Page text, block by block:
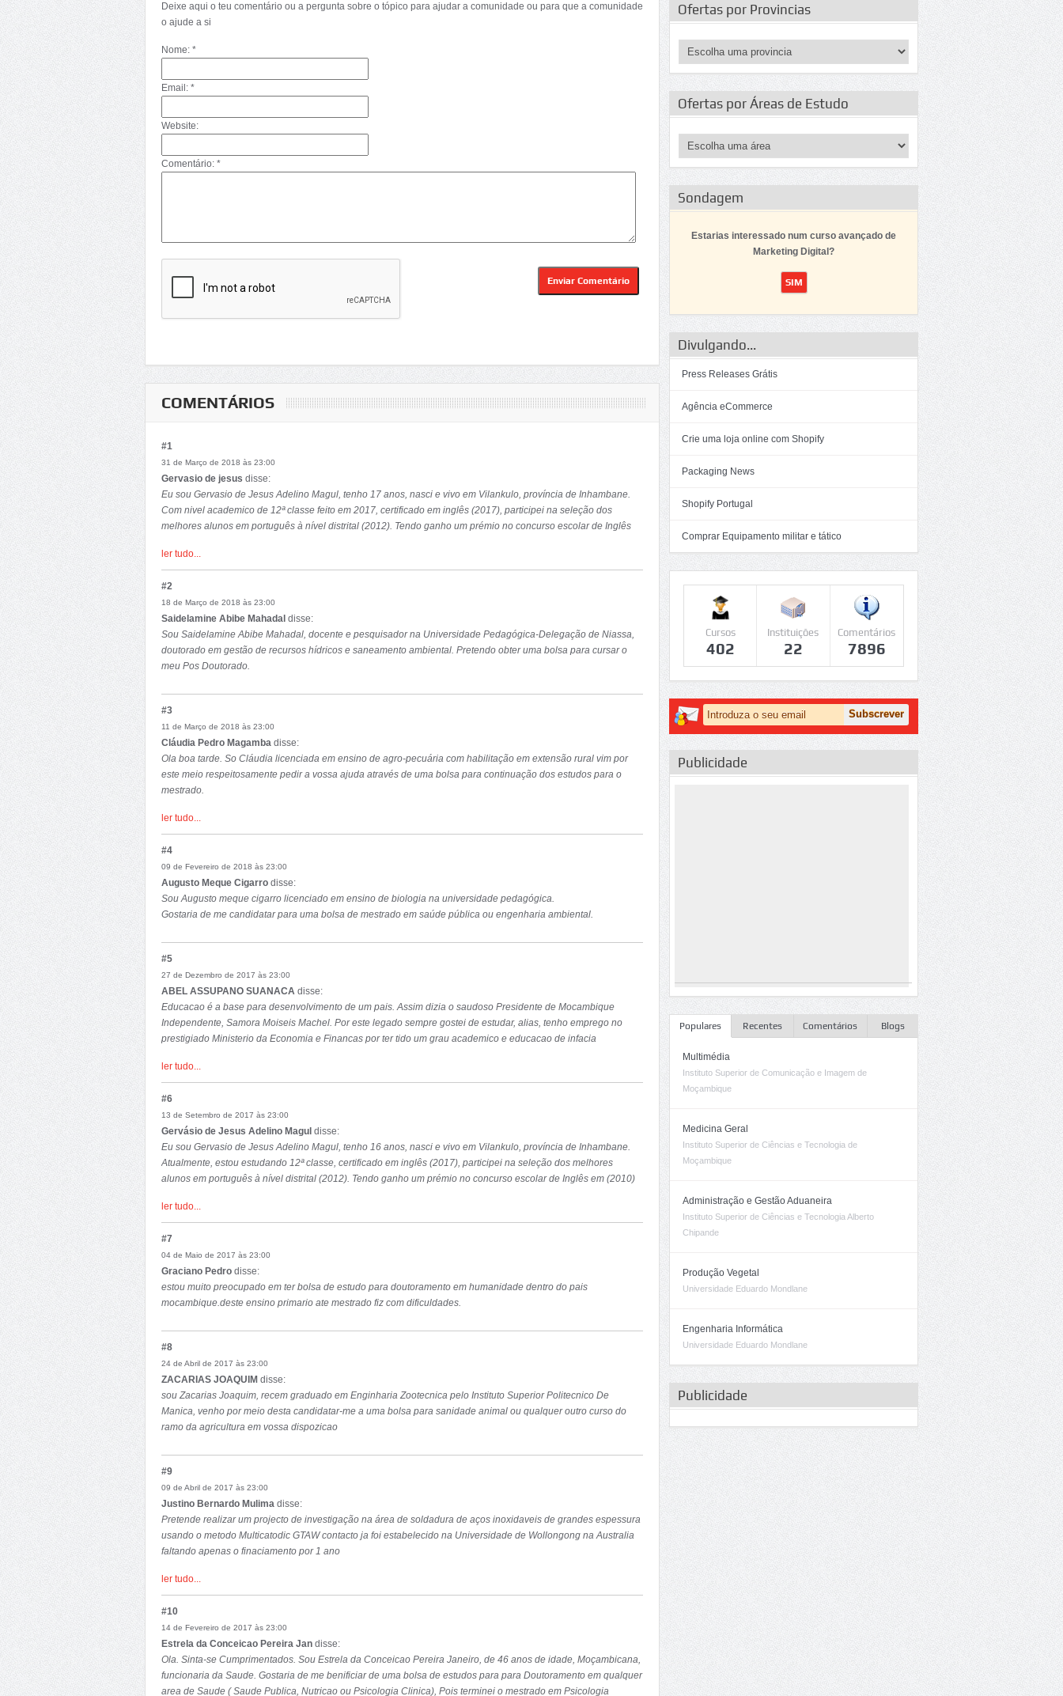
Deixe aqui o teu comentário ou a pergunta sobre o tópico para ajudar a comunidade ou para que a comunidade
o ajude a si
Nome: *
Email: *
Website:
Comentário: *
COMENTÁRIOS
#1
31 de Março de 2018 às 23:00
Gervasio de jesus disse:
Eu sou Gervasio de Jesus Adelino Magul, tenho 17 anos, nasci e vivo em Vilankulo, província de Inhambane.
Com nivel academico de 12ª classe feito em 2017, certificado em inglês (2017), participei na seleção dos
melhores alunos em português à nível distrital (2012). Tendo ganho um prémio no concurso escolar de Inglês
E, por meio deste, inscrevo-me a um pedido de bolsa de estudos em licenciatura em ciencias politicas ou
sociais ou ate Sociologia para o presente ano de 2018. Com esta oportunidade de estudar no exterior, pretendo
adquirir mais experiência e conhecimento para melhorar a vida das sociedades que necessitam. Além de
organizar estratégias para o desenvolvimento do meu país.
Adiquirindo assim as capacidades politicas e sociais para este feito, e sempre pensando na transformaçao das
sociedades nacionais e internacionais.
ler tudo...
#2
18 de Março de 2018 às 23:00
Saidelamine Abibe Mahadal disse:
Sou Saidelamine Abibe Mahadal, docente e pesquisador na Universidade Pedagógica-Delegação de Niassa,
doutorado em gestão de recursos hídricos e saneamento ambiental. Pretendo obter uma bolsa para cursar o
meu Pos Doutorado.
#3
11 de Março de 2018 às 23:00
Cláudia Pedro Magamba disse:
Ola boa tarde. So Cláudia licenciada em ensino de agro-pecuária com habilitação em extensão rural vim por
este meio respeitosamente pedir a vossa ajuda através de uma bolsa para continuação dos estudos para o
mestrado.
Aguardando reposta
ler tudo...
#4
09 de Fevereiro de 2018 às 23:00
Augusto Meque Cigarro disse:
Sou Augusto meque cigarro licenciado em ensino de biologia na universidade pedagógica.
Gostaria de me candidatar para uma bolsa de mestrado em saúde pública ou engenharia ambiental.
#5
27 de Dezembro de 2017 às 23:00
ABEL ASSUPANO SUANACA disse:
Educacao é a base para desenvolvimento de um pais. Assim dizia o saudoso Presidente de Mocambique
Independente, Samora Moiseis Machel. Por este legado sempre gostei de estudar, alias, tenho emprego no
prestigiado Ministerio da Economia e Financas por ter tido um grau academico e educacao de infacia
Atraves desta maravilhosa plataforma, solicito a concessao de bolsa de Estudo para Ph.D em areas afins com
ciencias sociais, pois pretendo trabalhar com a sociedade no combate a pobreza no meu pais - Mocambique.
Sou Mestre em Ciencias de Sistemas de Informacao e Licenciado em Planificacao, Administracao e Gestao de
Educacao.
ler tudo...
#6
13 de Setembro de 2017 às 23:00
Gervásio de Jesus Adelino Magul disse:
Eu sou Gervasio de Jesus Adelino Magul, tenho 16 anos, nasci e vivo em Vilankulo, província de Inhambane.
Atualmente, estou estudando 12ª classe, certificado em inglês (2017), participei na seleção dos melhores
alunos em português à nível distrital (2012). Tendo ganho um prémio no concurso escolar de Inglês em (2010)
inscrevo-me a um pedido de bolsa de estudos em licenciatura para o ano de 2018. Com esta oportunidade de
estudar no exterior, pretendo adquirir mais experiência e conhecimento para melhorar a vida das sociedades
que necessitam. Além de organizar estratégias para o desenvolvimento do meu país. Também melhorando as
competências linguísticas que tenho.
Vou honrar e respeitar essa oportunidade.
ler tudo...
#7
04 de Maio de 2017 às 23:00
Graciano Pedro disse:
estou muito preocupado em ter bolsa de estudo para doutoramento em humanidade dentro do pais
mocambique.deste ensino primario ate mestrado fiz com dificuldades.
#8
24 de Abril de 2017 às 23:00
ZACARIAS JOAQUIM disse:
sou Zacarias Joaquim, recem graduado em Enginharia Zootecnica pelo Instituto Superior Politecnico De
Manica, venho por meio desta candidatar-me a uma bolsa para sanidade animal ou qualquer outro curso do
ramo da agricultura em vossa dispozicao
#9
09 de Abril de 2017 às 23:00
Justino Bernardo Mulima disse:
Pretende realizar um projecto de investigação na área de soldadura de aços inoxidaveis de grandes espessura
usando o metodo Multicatodic GTAW contacto ja foi estabelecido na Universidade de Wollongong na Australia
faltando apenas o finaciamento por 1 ano
ler tudo...
#10
14 de Fevereiro de 2017 às 23:00
Estrela da Conceicao Pereira Jan disse:
Ola. Sinta-se Cumprimentados. Sou Estrela da Conceicao Pereira Janeiro, de 46 anos de idade, Moçambicana,
funcionaria da Saude. Gostaria de me benificiar de uma bolsa de estudos para para Doutoramento em qualquer
area de Saude ( Saude Publica, Nutricao ou Psicologia Clinica), Pois terminei o mestrado em Psicologia
Ofertas por Provincias
Ofertas por Áreas de Estudo
Sondagem
Estarias interessado num curso avançado de
Marketing Digital?
Divulgando...
Press Releases Grátis
Agência eCommerce
Crie uma loja online com Shopify
Packaging News
Shopify Portugal
Comprar Equipamento militar e tático
Cursos
402
Instituições
22
Comentários
7896
Publicidade
Populares Recentes Comentários Blogs
Multimédia
Instituto Superior de Comunicação e Imagem de
Moçambique
Medicina Geral
Instituto Superior de Ciências e Tecnologia de
Moçambique
Administração e Gestão Aduaneira
Instituto Superior de Ciências e Tecnologia Alberto
Chipande
Produção Vegetal
Universidade Eduardo Mondlane
Engenharia Informática
Universidade Eduardo Mondlane
Publicidade